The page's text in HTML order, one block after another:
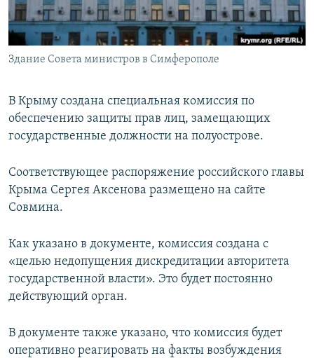
ПОБЕДИТЕЛЕЙ НЕ СУДЯТ?
КРЫМ.НЕПОКОРЕННЫЙ
ELIFBE
ПРИСОЕДИНЯЙТЕСЬ!
Все сайты RFE/RL
Здание Совета министров в Симферополе
В Крыму создана специальная комиссия по
обеспечению защиты прав лиц, замещающих
государственные должности на полуострове.
Соответствующее распоряжение российского главы
Крыма Сергея Аксенова размещено на сайте
Совмина.
Как указано в документе, комиссия создана с
«целью недопущения дискредитации авторитета
государственной власти». Это будет постоянно
действующий орган.
В документе также указано, что комиссия будет
оперативно реагировать на факты возбуждения